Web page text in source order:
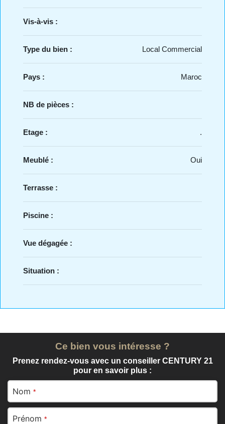
Vis-à-vis :
Type du bien : Local Commercial
Pays : Maroc
NB de pièces :
Etage : .
Meublé : Oui
Terrasse :
Piscine :
Vue dégagée :
Situation :
Ce bien vous intéresse ?
Prenez rendez-vous avec un conseiller CENTURY 21
pour en savoir plus :
Nom *
Prénom *